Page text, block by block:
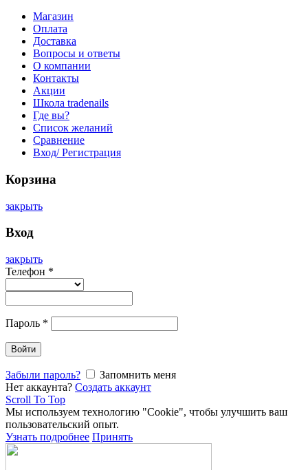
Магазин
Оплата
Доставка
Вопросы и ответы
О компании
Контакты
Акции
Школа tradenails
Где вы?
Список желаний
Сравнение
Вход/ Регистрация
Корзина
закрыть
Вход
закрыть
Телефон *
Пароль *
Войти
Забыли пароль?
Запомнить меня
Нет аккаунта? Создать аккаунт
Scroll To Top
Мы используем технологию "Cookie", чтобы улучшить ваш
пользовательский опыт.
Узнать подробнее Принять